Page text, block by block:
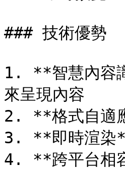
### 技術優勢
1. **智慧內容
來呈現內容
2. **格式自適
3. **即時渲染
4. **跨平台相